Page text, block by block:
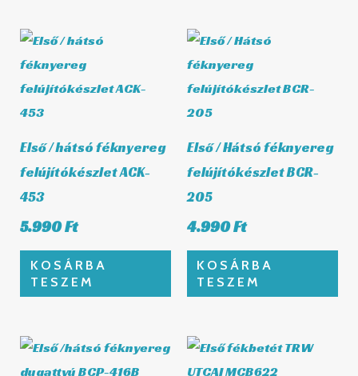
Első / hátsó féknyereg
felújítókészlet ACK-
453
5.990Ft
KOSÁRBA
TESZEM
Első / Hátsó féknyereg
felújítókészlet BCR-
205
4.990Ft
KOSÁRBA
TESZEM